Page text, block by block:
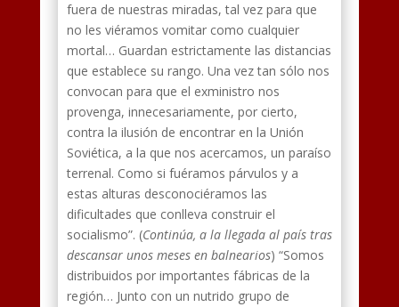
fuera de nuestras miradas, tal vez para que
no les viéramos vomitar como cualquier
mortal… Guardan estrictamente las distancias
que establece su rango. Una vez tan sólo nos
convocan para que el exministro nos
provenga, innecesariamente, por cierto,
contra la ilusión de encontrar en la Unión
Soviética, a la que nos acercamos, un paraíso
terrenal. Como si fuéramos párvulos y a
estas alturas desconociéramos las
dificultades que conlleva construir el
socialismo”. (Continúa, a la llegada al país tras
descansar unos meses en balnearios) “Somos
distribuidos por importantes fábricas de la
región… Junto con un nutrido grupo de